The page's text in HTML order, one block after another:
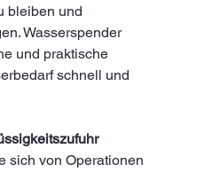
bleiben und
Wasserspender
und praktische
schnell und